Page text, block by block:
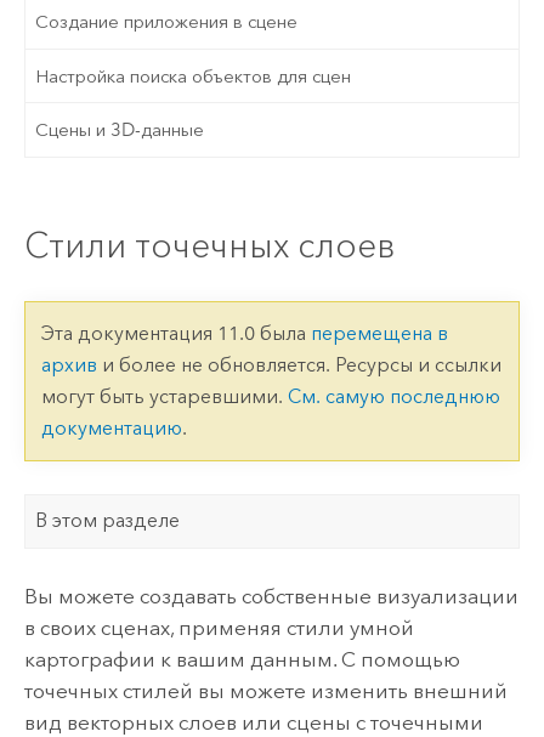
Создание приложения в сцене
Настройка поиска объектов для сцен
Сцены и 3D-данные
Стили точечных слоев
Эта документация 11.0 была перемещена в
архив и более не обновляется. Ресурсы и ссылки
могут быть устаревшими. См. самую последнюю
документацию.
В этом разделе
Вы можете создавать собственные визуализации
в своих сценах, применяя стили умной
картографии к вашим данным. С помощью
точечных стилей вы можете изменить внешний
вид векторных слоев или сцены с точечными